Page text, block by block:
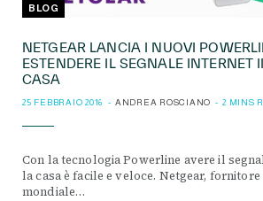
BLOG
NETGEAR LANCIA I NUOVI
ESTENDERE IL SEGNALE INTERNET
CASA
25 FEBBRAIO 2016 ANDREA ROSCIANO 2 MINS
Con la tecnologia Powerline avere il
la casa è facile e veloce. Netgear,
mondiale…